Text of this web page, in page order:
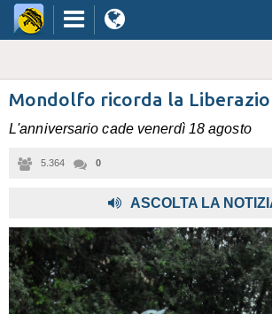
Mondolfo ricorda la
L'anniversario cade venerdì 18 agosto
5.364 0
ASCOLTA LA